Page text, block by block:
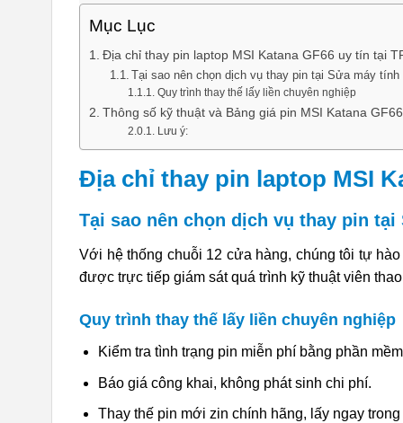
Mục Lục
Địa chỉ thay pin laptop MSI Katana GF66 uy tín tại
Tại sao nên chọn dịch vụ thay pin tại Sửa máy tính
Quy trình thay thế lấy liền chuyên nghiệp
Thông số kỹ thuật và Bảng giá pin MSI Katana GF66
Lưu ý:
Địa chỉ thay pin laptop MSI
Tại sao nên chọn dịch vụ thay pin tại
Với hệ thống chuỗi 12 cửa hàng, chúng tôi tự
được trực tiếp giám sát quá trình kỹ thuật viên
Quy trình thay thế lấy liền chuyên nghiệp
Kiểm tra tình trạng pin miễn phí bằng phần
Báo giá công khai, không phát sinh chi phí.
Thay thế pin mới zin chính hãng, lấy ngay